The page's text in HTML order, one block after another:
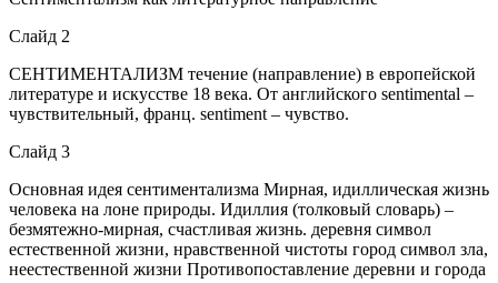
Слайд 2
СЕНТИМЕНТАЛИЗМ течение (направление) в европейской
литературе и искусстве 18 века. От английского sentimental –
чувствительный, франц. sentiment – чувство.
Слайд 3
Основная идея сентиментализма Мирная, идиллическая жизнь
человека на лоне природы. Идиллия (толковый словарь) –
безмятежно-мирная, счастливая жизнь. деревня символ
естественной жизни, нравственной чистоты город символ зла,
неестественной жизни Противопоставление деревни и города